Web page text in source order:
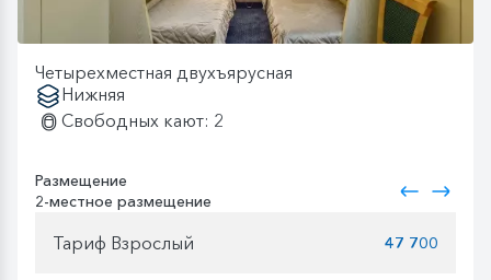
Четырехместная двухъярусная
Нижняя
Свободных кают: 2
Размещение
2-местное размещение
Тариф Взрослый 47 700